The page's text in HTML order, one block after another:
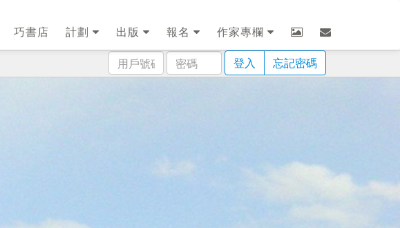
巧書店 計劃 出版 報名
作家專欄
用
戶
密
碼
登入 忘記密碼